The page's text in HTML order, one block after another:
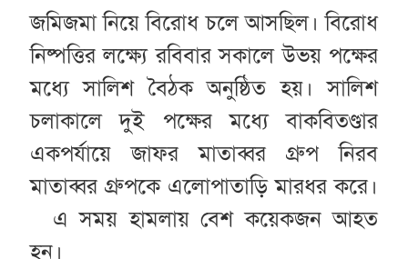
জমিজমা নিয়ে বিরোধ চলে আসছিল। বিরোধ
নিষ্পত্তির লক্ষ্যে রবিবার সকালে উভয় পক্ষের
মধ্যে সালিশ বৈঠক অনুষ্ঠিত হয়। সালিশ
চলাকালে দুই পক্ষের মধ্যে বাকবিতণ্ডার
একপর্যায়ে জাফর মাতাব্বর গ্রুপ নিরব
মাতাব্বর গ্রুপকে এলোপাতাড়ি মারধর করে।
এ সময় হামলায় বেশ কয়েকজন আহত
হন।